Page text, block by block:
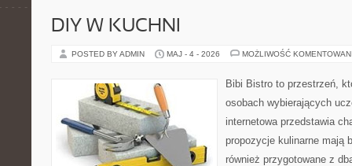
DIY W KUCHNI
POSTED BY ADMIN MAJ - 4 - 2026 MOŻLIWOŚĆ
Bibi Bistro to przestrzeń,
osobach wybierających
internetowa przedstawia
propozycje kulinarne mają
również przygotowane z